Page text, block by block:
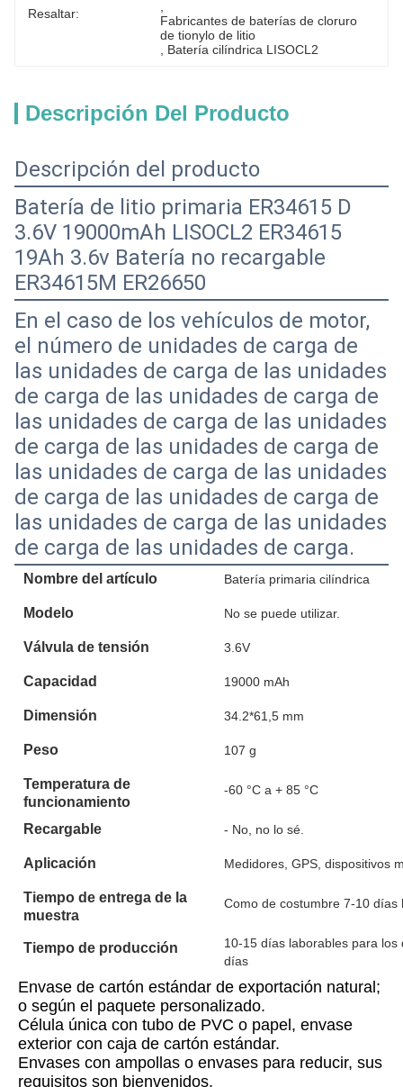
Resaltar:
Fabricantes de baterías de cloruro
de tionylo de litio
Batería cilíndrica LISOCL2
Descripción Del Producto
Descripción del producto
Batería de litio primaria ER34615 D
3.6V 19000mAh LISOCL2 ER34615
19Ah 3.6v Batería no recargable
ER34615M ER26650
En el caso de los vehículos de motor,
el número de unidades de carga de
las unidades de carga de las unidades
de carga de las unidades de carga de
las unidades de carga de las unidades
de carga de las unidades de carga de
las unidades de carga de las unidades
de carga de las unidades de carga de
las unidades de carga de las unidades
de carga de las unidades de carga.
Nombre del artículo Batería primaria cilíndrica
Modelo No se puede utilizar.
Válvula de tensión 3.6V
Capacidad 19000 mAh
Dimensión 34.2*61,5 mm
Peso 107 g
Temperatura de
funcionamiento
-60 °C a + 85 °C
Recargable - No, no lo sé.
Aplicación Medidores, GPS, dispositivos
Tiempo de entrega de la
muestra
Como de costumbre 7-10 días
Tiempo de producción
10-15 días laborables para
días
Envase de cartón estándar de exportación natural;
o según el paquete personalizado.
Célula única con tubo de PVC o papel, envase
exterior con caja de cartón estándar.
Envases con ampollas o envases para reducir, sus
requisitos son bienvenidos.